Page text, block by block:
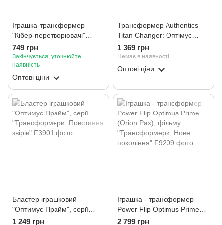
Іграшка-трансформер
"Кібер-перетворювачі"
(G1040 OP CLASSIC)
749 грн
Закінчується, уточнюйте
наявність
Оптові ціни
Трансформер Authentics
Titan Changer: Оптімус
Прайм
1 369 грн
Немає в наявності
Оптові ціни
Бластер іграшковий
"Оптимус Прайм", серії
"Трансформери: Повстання
1 249 грн
Іграшка - трансформер
Power Flip Optimus Prime
(Orion Pax), фільму
2 799 грн